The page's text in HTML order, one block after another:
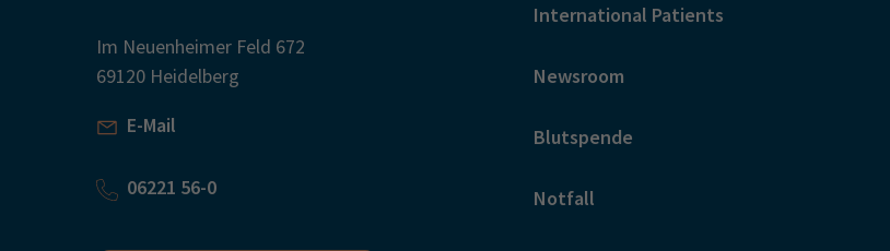
Im Neuenheimer Feld 672
69120 Heidelberg
E-Mail
06221 56-0
International Patients
Newsroom
Blutspende
Notfall